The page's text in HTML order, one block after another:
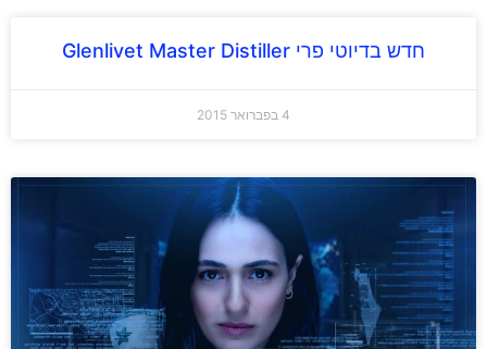
חדש בדיוטי פרי Glenlivet Master Distiller